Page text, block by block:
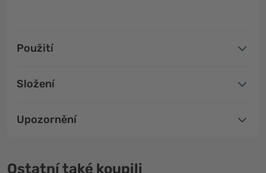
Použití
Složení
Upozornění
Ostatní také koupili